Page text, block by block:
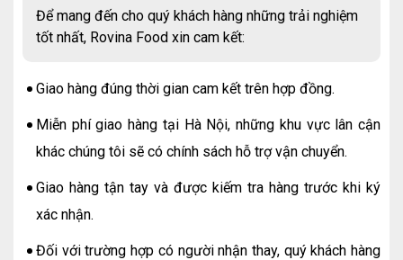
Để mang đến cho quý khách hàng những trải nghiệm
tốt nhất, Rovina Food xin cam kết:
Giao hàng đúng thời gian cam kết trên hợp đồng.
Miễn phí giao hàng tại Hà Nội, những khu vực lân cận
khác chúng tôi sẽ có chính sách hỗ trợ vận chuyển.
Giao hàng tận tay và được kiếm tra hàng trước khi ký
xác nhận.
Đối với trường hợp có người nhận thay, quý khách hàng